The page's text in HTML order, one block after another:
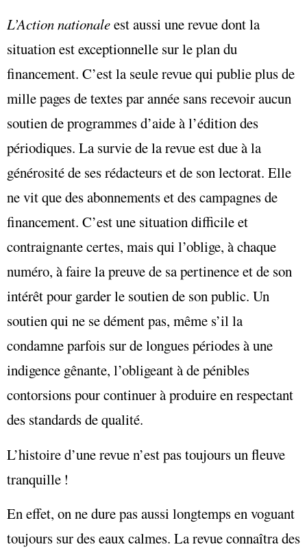
L’Action nationaleest aussi une revue dont la
situation est exceptionnelle sur le plan du
financement. C’est la seule revue qui publie plus de
mille pages de textes par année sans recevoir aucun
soutien de programmes d’aide à l’édition des
périodiques. La survie de la revue est due à la
générosité de ses rédacteurs et de son lectorat. Elle
ne vit que des abonnements et des campagnes de
financement. C’est une situation difficile et
contraignante certes, mais qui l’oblige, à chaque
numéro, à faire la preuve de sa pertinence et de son
intérêt pour garder le soutien de son public. Un
soutien qui ne se dément pas, même s’il la
condamne parfois sur de longues périodes à une
indigence gênante, l’obligeant à de pénibles
contorsions pour continuer à produire en respectant
des standards de qualité.
L’histoire d’une revue n’est pas toujours un fleuve
tranquille !
En effet, on ne dure pas aussi longtemps en voguant
toujours sur des eaux calmes. La revue connaîtra des